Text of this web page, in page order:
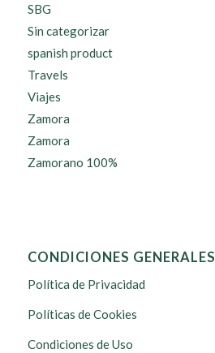
SBG
Sin categorizar
spanish product
Travels
Viajes
Zamora
Zamora
Zamorano 100%
CONDICIONES GENERALES
Política de Privacidad
Políticas de Cookies
Condiciones de Uso